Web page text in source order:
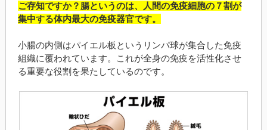
ご存知ですか？腸というのは、人間の免疫細胞の７割が
集中する体内最大の免疫器官です。
小腸の内側はパイエル板というリンパ球が集合した免疫
組織に覆われています。これが全身の免疫を活性化させ
る重要な役割を果たしているのです。